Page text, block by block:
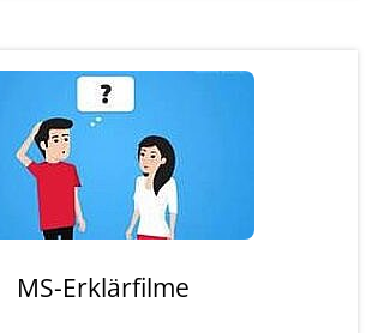
MS-Erklärfilme